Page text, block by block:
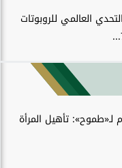
العالمي للروبوتات
لـ«طموح»: تأهيل المرأة